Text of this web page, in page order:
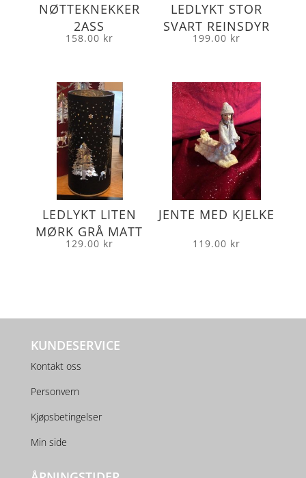
NØTTEKNEKKER
2ASS
158.00 kr
LEDLYKT STOR
SVART REINSDYR
199.00 kr
LEDLYKT LITEN
MØRK GRÅ MATT
129.00 kr
JENTE MED KJELKE
119.00 kr
KUNDESERVICE
Kontakt oss
Personvern
Kjøpsbetingelser
Min side